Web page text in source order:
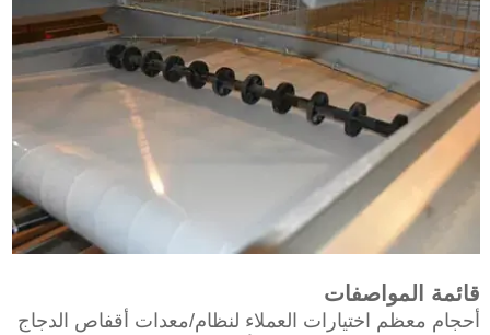
قائمة المواصفات
أحجام معظم اختيارات العملاء لنظام/معدات أقفاص الدجاج